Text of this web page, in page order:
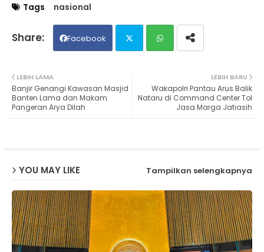
Tags nasional
Facebook
ter ats
LEBIH BARU
Wakapolri Pantau Arus Balik
Nataru di Command Center Tol
Jasa Marga Jatiasih
LEBIH LAMA
Banjir Genangi Kawasan Masjid
Banten Lama dan Makam
Pangeran Arya Dilah
YOU MAY LIKE Tampilkan selengkapnya